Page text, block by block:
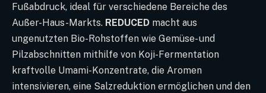
Fußabdruck, ideal für verschiedene Bereiche des
Außer-Haus-Markts. REDUCED macht aus
ungenutzten Bio-Rohstoffen wie Gemüse- und
Pilzabschnitten mithilfe von Koji-Fermentation
kraftvolle Umami-Konzentrate, die Aromen
intensivieren, eine Salzreduktion ermöglichen und den